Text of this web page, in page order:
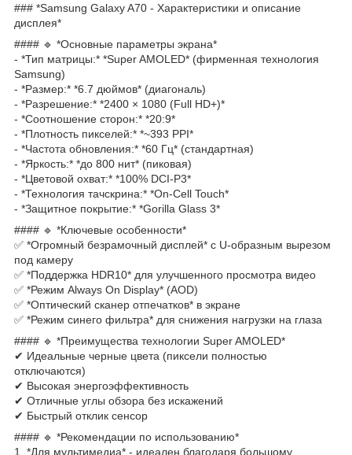
### *Samsung Galaxy A70 - Характеристики и описание
дисплея*
#### 🔹 *Основные параметры экрана*
- *Тип матрицы:* *Super AMOLED* (фирменная технология
Samsung)
- *Размер:* *6.7 дюймов* (диагональ)
- *Разрешение:* *2400 × 1080 (Full HD+)*
- *Соотношение сторон:* *20:9*
- *Плотность пикселей:* *~393 PPI*
- *Частота обновления:* *60 Гц* (стандартная)
- *Яркость:* *до 800 нит* (пиковая)
- *Цветовой охват:* *100% DCI-P3*
- *Технология тачскрина:* *On-Cell Touch*
- *Защитное покрытие:* *Gorilla Glass 3*
#### 🔹 *Ключевые особенности*
✅ *Огромный безрамочный дисплей* с U-образным вырезом
под камеру
✅ *Поддержка HDR10* для улучшенного просмотра видео
✅ *Режим Always On Display* (AOD)
✅ *Оптический сканер отпечатков* в экране
✅ *Режим синего фильтра* для снижения нагрузки на глаза
#### 🔹 *Преимущества технологии Super AMOLED*
✔ Идеальные черные цвета (пиксели полностью
отключаются)
✔ Высокая энергоэффективность
✔ Отличные углы обзора без искажений
✔ Быстрый отклик сенсор
#### 🔹 *Рекомендации по использованию*
1. *Для мультимедиа* - идеален благодаря большому